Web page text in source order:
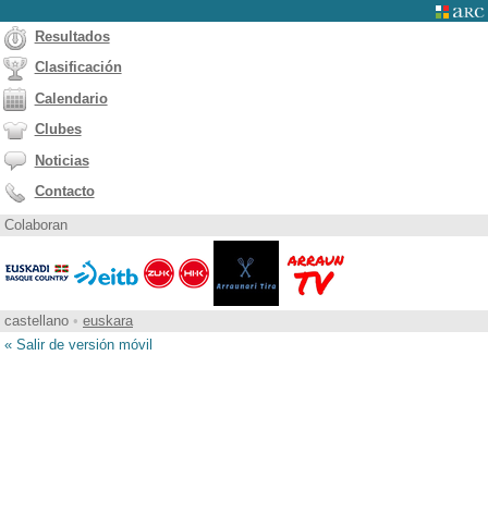
Resultados
Clasificación
Calendario
Clubes
Noticias
Contacto
Colaboran
castellano • euskara
« Salir de versión móvil